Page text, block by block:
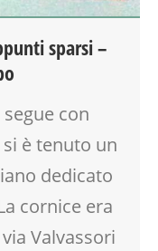
sparsi –
con
è tenuto un
dedicato
cornice era
Valvassori